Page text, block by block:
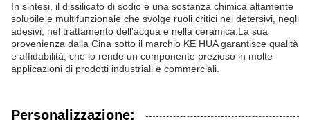
In sintesi, il dissilicato di sodio è una sostanza chimica altamente
solubile e multifunzionale che svolge ruoli critici nei detersivi, negli
adesivi, nel trattamento dell'acqua e nella ceramica.La sua
provenienza dalla Cina sotto il marchio KE HUA garantisce qualità
e affidabilità, che lo rende un componente prezioso in molte
applicazioni di prodotti industriali e commerciali.
Personalizzazione: